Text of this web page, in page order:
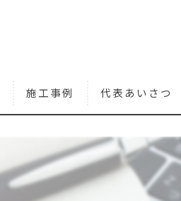
施工事例 代表あいさつ